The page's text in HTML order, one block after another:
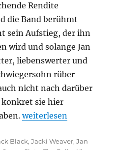
Rendite
die Band berühmt
sein Aufstieg, der ihn
wird und solange Jan
liebenswerter und
rüber
nicht nach darüber
konkret sie hier
„The Polka King“
weiterlesen
Black,Jacki Weaver,Jan